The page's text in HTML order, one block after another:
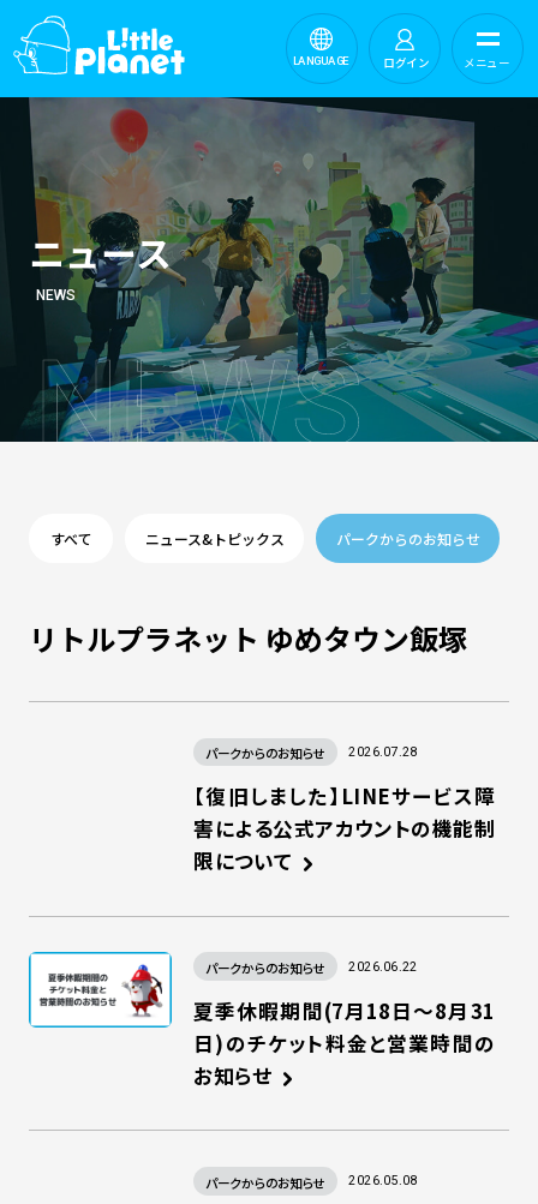
ログイン
LANGUAGE メニュー
ニュース
NEWS
NEWS
すべて ニュース&トピックス パークからのお知らせ
リトルプラネット ゆめタウン飯塚
パークからのお知らせ 2026.07.28
【復旧しました】LINEサービス障
害による公式アカウントの機能制
限について
パークからのお知らせ 2026.06.22
夏季休暇期間(7月18日～8月31
日)のチケット料金と営業時間の
お知らせ
パークからのお知らせ 2026.05.08